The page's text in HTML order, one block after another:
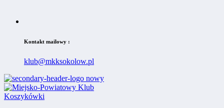
Kontakt mailowy :
klub@mkksokolow.pl